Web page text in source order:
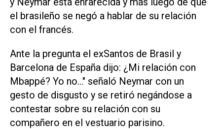
el brasileño se negó a hablar de su relación
con el francés.
Ante la pregunta el exSantos de Brasil y
Barcelona de España dijo: ¿Mi relación con
Mbappé? Yo no..." señaló Neymar con un
gesto de disgusto y se retiró negándose a
contestar sobre su relación con su
compañero en el vestuario parisino.